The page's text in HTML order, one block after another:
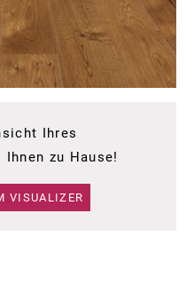
Ihres
Ihnen zu Hause!
VISUALIZER